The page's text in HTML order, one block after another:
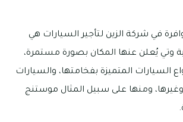
في شركة الزين لتأجير السيارات هي
وتي يُعلن عنها المكان بصورة مستمرة،
السيارات المتميزة بفخامتها، والسيارات
وغيرها، ومنها على سبيل المثال موستنج